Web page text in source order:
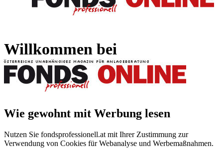
Willkommen bei
Wie gewohnt mit Werbung lesen
Nutzen Sie fondsprofessionell.at mit Ihrer Zustimmung zur
Verwendung von Cookies für Webanalyse und Werbemaßnahmen.